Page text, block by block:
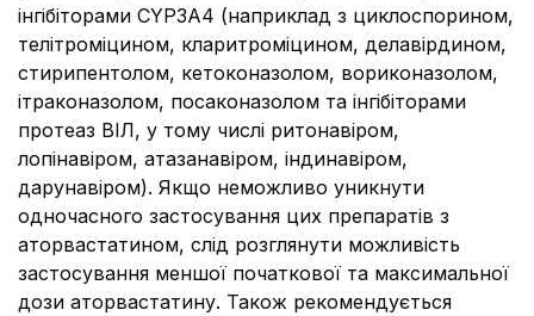
інгібіторами CYP3A4 (наприклад з циклоспорином,
телітроміцином, кларитроміцином, делавірдином,
стирипентолом, кетоконазолом, вориконазолом,
ітраконазолом, посаконазолом та інгібіторами
протеаз ВІЛ, у тому числі ритонавіром,
лопінавіром, атазанавіром, індинавіром,
дарунавіром). Якщо неможливо уникнути
одночасного застосування цих препаратів з
аторвастатином, слід розглянути можливість
застосування меншої початкової та максимальної
дози аторвастатину. Також рекомендується